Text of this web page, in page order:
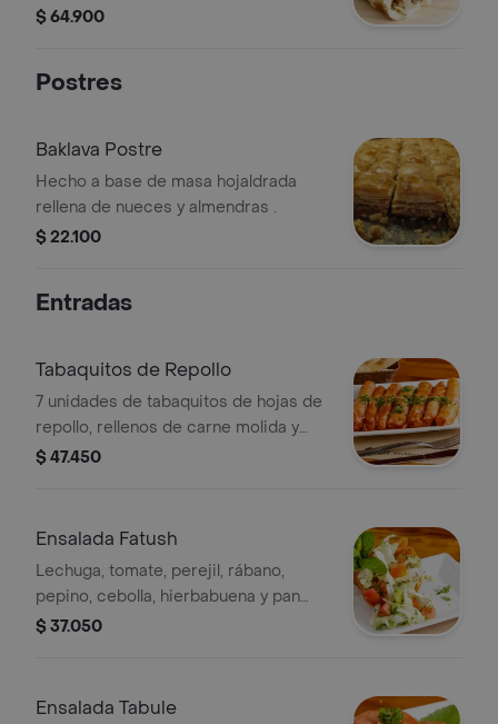
tabule, crema de garbanzo y salsas de
$ 64.900
Postres
Baklava Postre
Hecho a base de masa hojaldrada
rellena de nueces y almendras .
$ 22.100
Entradas
Tabaquitos de Repollo
7 unidades de tabaquitos de hojas de
repollo, rellenos de carne molida y
arroz, acompañados de pan árabe.
$ 47.450
Ensalada Fatush
Lechuga, tomate, perejil, rábano,
pepino, cebolla, hierbabuena y pan
árabe frito
$ 37.050
Ensalada Tabule